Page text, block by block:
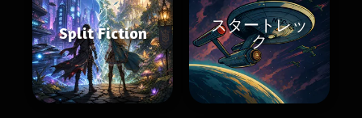
Split Fiction
スタートレッ
ク